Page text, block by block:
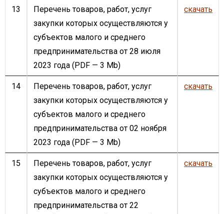
13
Перечень товаров, работ, услуг
закупки которых осуществляются у
субъектов малого и среднего
предпринимательства от 28 июля
2023 года (PDF — 3 Mb)
скачать
14
Перечень товаров, работ, услуг
закупки которых осуществляются у
субъектов малого и среднего
предпринимательства от 02 ноября
2023 года (PDF — 3 Mb)
скачать
15
Перечень товаров, работ, услуг
закупки которых осуществляются у
субъектов малого и среднего
предпринимательства от 22
скачать